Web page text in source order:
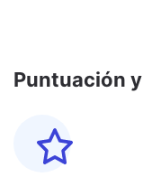
Puntuación